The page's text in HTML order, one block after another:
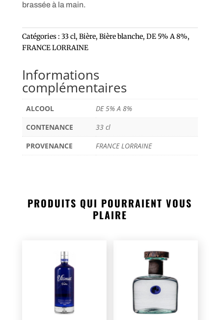
brassée à la main.
Catégories : 33 cl, Bière, Bière blanche, DE 5% A 8%,
FRANCE LORRAINE
Informations
complémentaires
ALCOOL
DE 5% A 8%
CONTENANCE
33 cl
PROVENANCE
FRANCE LORRAINE
PRODUITS QUI POURRAIENT VOUS
PLAIRE